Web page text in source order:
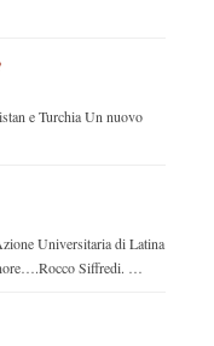
e Turchia Un nuovo
Universitaria di Latina
Siffredi. …